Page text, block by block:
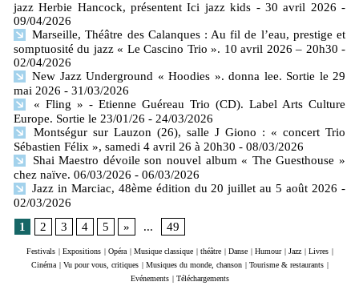
jazz Herbie Hancock, présentent Ici jazz kids - 30 avril 2026 -
09/04/2026
Marseille, Théâtre des Calanques : Au fil de l’eau, prestige et
somptuosité du jazz « Le Cascino Trio ». 10 avril 2026 – 20h30 -
02/04/2026
New Jazz Underground « Hoodies ». donna lee. Sortie le 29
mai 2026 - 31/03/2026
« Fling » - Etienne Guéreau Trio (CD). Label Arts Culture
Europe. Sortie le 23/01/26 - 24/03/2026
Montségur sur Lauzon (26), salle J Giono : « concert Trio
Sébastien Félix », samedi 4 avril 26 à 20h30 - 08/03/2026
Shai Maestro dévoile son nouvel album « The Guesthouse »
chez naïve. 06/03/2026 - 06/03/2026
Jazz in Marciac, 48ème édition du 20 juillet au 5 août 2026 -
02/03/2026
1
2 3 4 5 » ... 49
Festivals Expositions Opéra Musique classique théâtre Danse Humour Jazz Livres
Cinéma
Vu pour vous, critiques Musiques du monde, chanson Tourisme & restaurants
Evénements
Téléchargements